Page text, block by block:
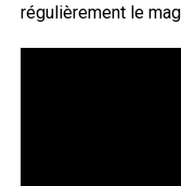
régulièrement le